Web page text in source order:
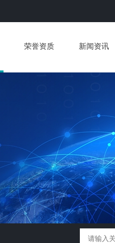
荣誉资质 新闻资讯